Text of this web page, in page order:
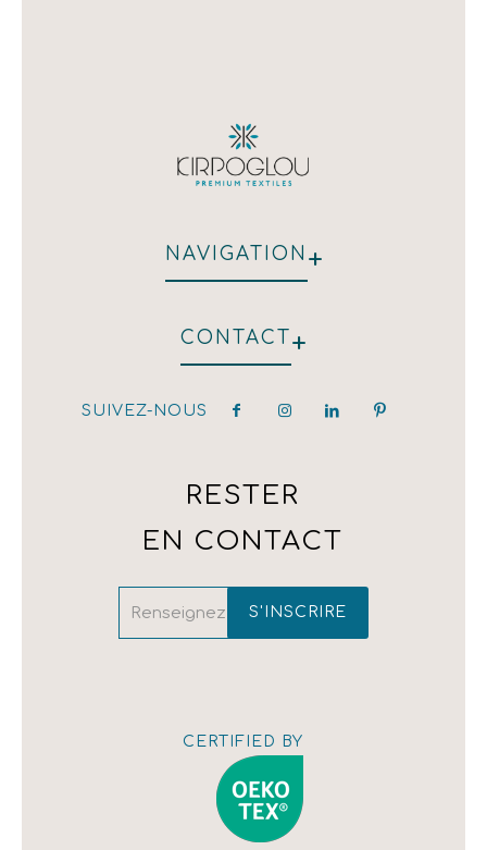
NAVIGATION +
QUI NOUS SOMMES
NOS CLIENTS
CONTACT +
hotel@kirpoglou.gr
T:(+30) 210 323 4833 / (+30) 210 323 1259 /
(+30) 210 342 4543
Afficher la
SUIVEZ-NOUS
RESTER
EN CONTACT
CERTIFIED BY